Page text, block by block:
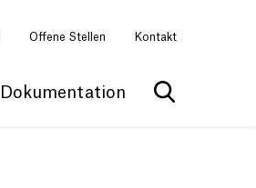
Offene Stellen Kontakt
Dokumentation
Suche